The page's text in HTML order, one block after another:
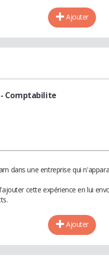
Ajouter
- Comptabilite
dans une entreprise qui
cette expérience en lui
Ajouter